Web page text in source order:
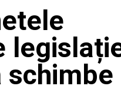
schimbe